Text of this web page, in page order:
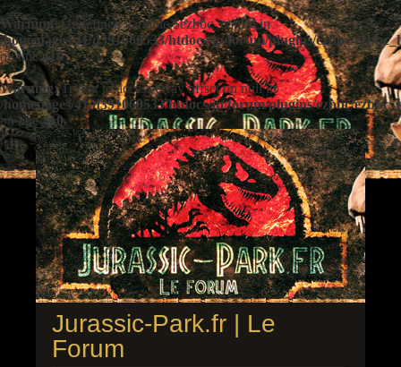
Warning: Undefined variable $ezbbc_config in
/homepages/41/d391060533/htdocs/jp/forum/plugins/ezbbc/
on line410
Warning: Trying to access array offset on null in
/homepages/41/d391060533/htdocs/jp/forum/plugins/ezbbc/
on line410
Jurassic-Park.fr | Le
Forum